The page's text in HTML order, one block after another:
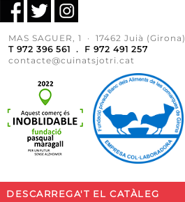
MAS SAGUER, 1 · 17462 Juià (Girona)
T 972 396 561 . F 972 491 257
contacte@cuinatsjotri.cat
DESCARREGA'T EL CATÀLEG